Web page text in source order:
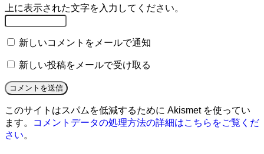
上に表示された文字を入力してください。
新しいコメントをメールで通知
新しい投稿をメールで受け取る
このサイトはスパムを低減するために Akismet を使ってい
ます。
コメントデータの処理方法の詳細はこちらをご覧くだ
さい。